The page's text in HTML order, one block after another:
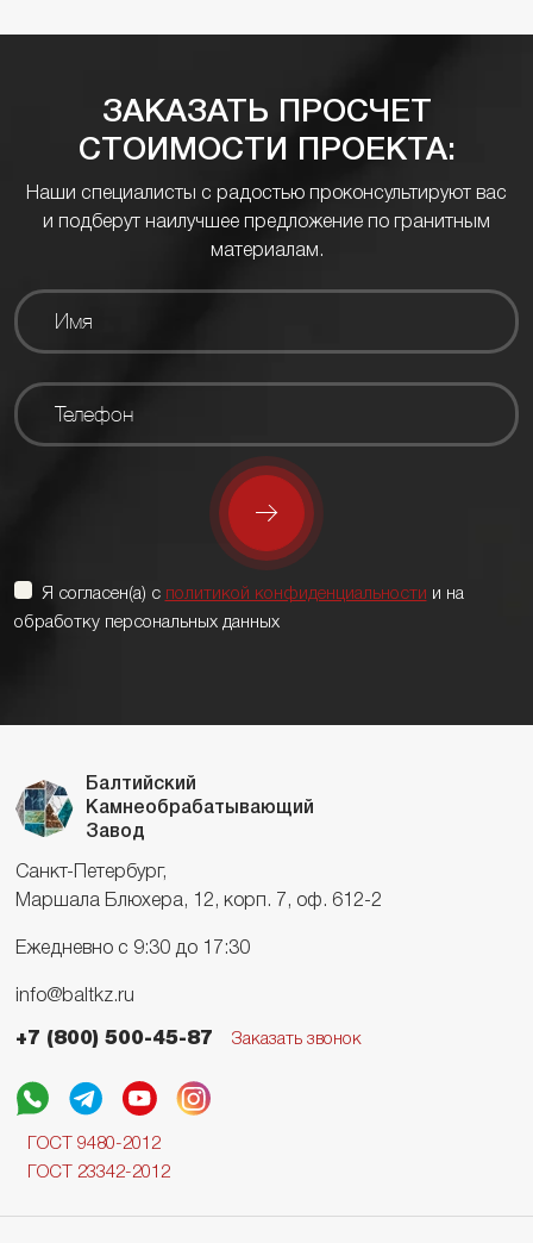
ЗАКАЗАТЬ ПРОСЧЕТ
СТОИМОСТИ ПРОЕКТА:
Наши специалисты с радостью проконсультируют вас
и подберут наилучшее предложение по гранитным
материалам.
Я согласен(а) с политикой конфиденциальности и на
обработку персональных данных
Балтийский
Камнеобрабатывающий
Завод
Санкт-Петербург,
Маршала Блюхера, 12, корп. 7, оф. 612-2
Ежедневно с 9:30 до 17:30
info@baltkz.ru
+7 (800) 500-45-87 Заказать звонок
ГОСТ 9480-2012
ГОСТ 23342-2012